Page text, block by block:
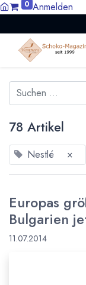
0 Anmelden
78 Artikel
Nestlé ×
Europas
Bulgarien
11.07.2014